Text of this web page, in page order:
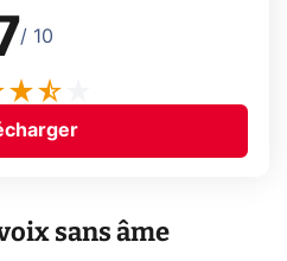
/ 10
sans âme